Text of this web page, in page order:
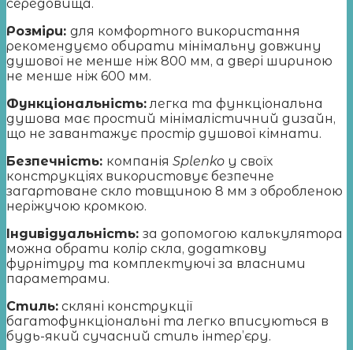
середовища.
Розміри: для комфортного використання
рекомендуємо обирати мінімальну довжину
душової не менше ніж 800 мм, а двері шириною
не менше ніж 600 мм.
Функціональність: легка та функціональна
душова має простий мінімалістичний дизайн,
що не завантажує простір душової кімнати.
Безпечність: компанія Splenko у своїх
конструкціях використовує безпечне
загартоване скло товщиною 8 мм з обробленою
неріжучою кромкою.
Індивідуальність: за допомогою калькулятора
можна обрати колір скла, додаткову
фурнітуру та комплектуючі за власними
параметрами.
Стиль: скляні конструкції
багатофункціональні та легко вписуються в
будь-який сучасний стиль інтер’єру.